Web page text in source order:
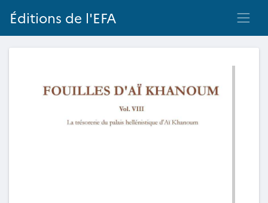
Éditions de l'EFA